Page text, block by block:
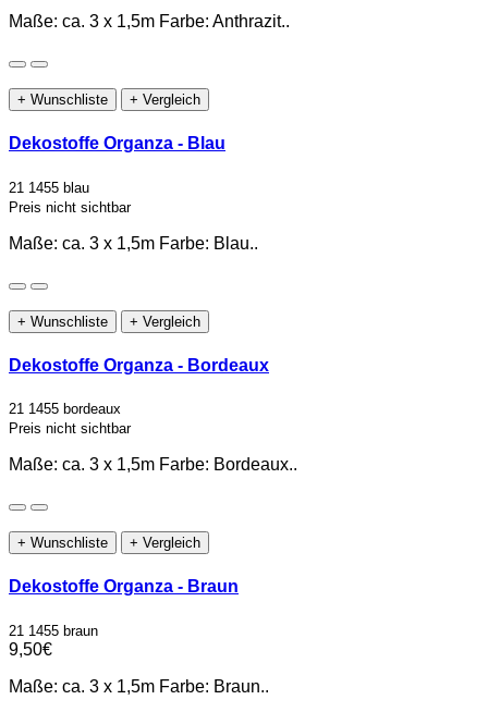
Maße: ca. 3 x 1,5m Farbe: Anthrazit..
+ Wunschliste + Vergleich
Dekostoffe Organza - Blau
21 1455 blau
Preis nicht sichtbar
Maße: ca. 3 x 1,5m Farbe: Blau..
+ Wunschliste + Vergleich
Dekostoffe Organza - Bordeaux
21 1455 bordeaux
Preis nicht sichtbar
Maße: ca. 3 x 1,5m Farbe: Bordeaux..
+ Wunschliste + Vergleich
Dekostoffe Organza - Braun
21 1455 braun
9,50€
Maße: ca. 3 x 1,5m Farbe: Braun..